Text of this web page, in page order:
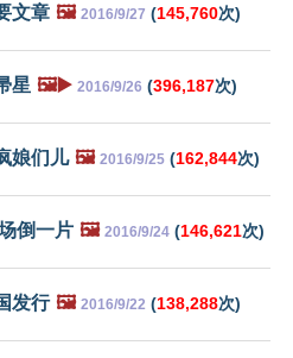
文章 🖼️ 2016/9/27 (145,760次)
星 🖼️▶️ 2016/9/26 (396,187次)
娘们儿 🖼️ 2016/9/25 (162,844次)
倒一片 🖼️ 2016/9/24 (146,621次)
发行 🖼️ 2016/9/22 (138,288次)